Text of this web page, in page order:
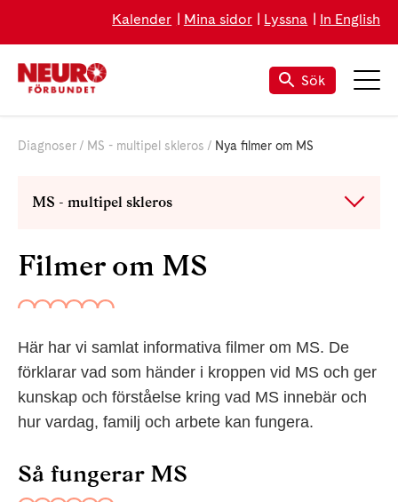
Kalender Mina sidor Lyssna In English
Sök
Diagnoser MS - multipel skleros Nya filmer om MS
MS - multipel skleros
Filmer om MS
Här har vi samlat informativa filmer om MS. De
förklarar vad som händer i kroppen vid MS och ger
kunskap och förståelse kring vad MS innebär och
hur vardag, familj och arbete kan fungera.
Så fungerar MS